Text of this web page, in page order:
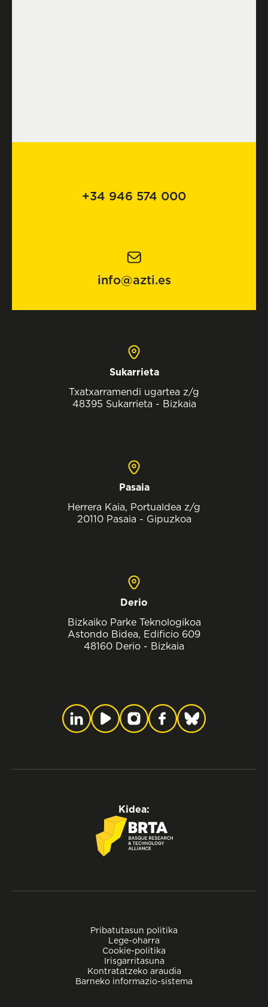
+34 946 574 000
info@azti.es
Sukarrieta
Txatxarramendi ugartea z/g
48395 Sukarrieta - Bizkaia
Pasaia
Herrera Kaia, Portualdea z/g
20110 Pasaia - Gipuzkoa
Derio
Bizkaiko Parke Teknologikoa
Astondo Bidea, Edificio 609
48160 Derio - Bizkaia
Pribatutasun politika
Lege-oharra
Cookie-politika
Irisgarritasuna
Kontratatzeko araudia
Barneko informazio-sistema
Kidea: